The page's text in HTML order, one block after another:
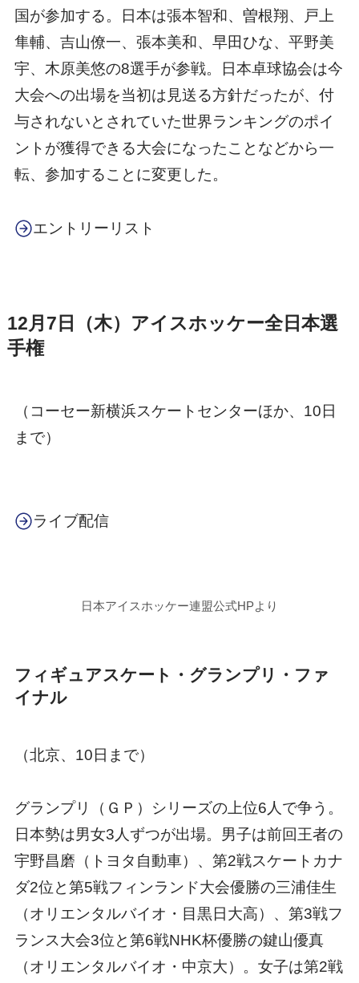
国が参加する。日本は張本智和、曽根翔、戸上
隼輔、吉山僚一、張本美和、早田ひな、平野美
宇、木原美悠の8選手が参戦。日本卓球協会は今
大会への出場を当初は見送る方針だったが、付
与されないとされていた世界ランキングのポイ
ントが獲得できる大会になったことなどから一
転、参加することに変更した。
エントリーリスト
12月7日（木）アイスホッケー全日本選
手権
（コーセー新横浜スケートセンターほか、10日
まで）
ライブ配信
日本アイスホッケー連盟公式HPより
フィギュアスケート・グランプリ・ファ
イナル
（北京、10日まで）
グランプリ（ＧＰ）シリーズの上位6人で争う。
日本勢は男女3人ずつが出場。男子は前回王者の
宇野昌磨（トヨタ自動車）、第2戦スケートカナ
ダ2位と第5戦フィンランド大会優勝の三浦佳生
（オリエンタルバイオ・目黒日大高）、第3戦フ
ランス大会3位と第6戦NHK杯優勝の鍵山優真
（オリエンタルバイオ・中京大）。女子は第2戦